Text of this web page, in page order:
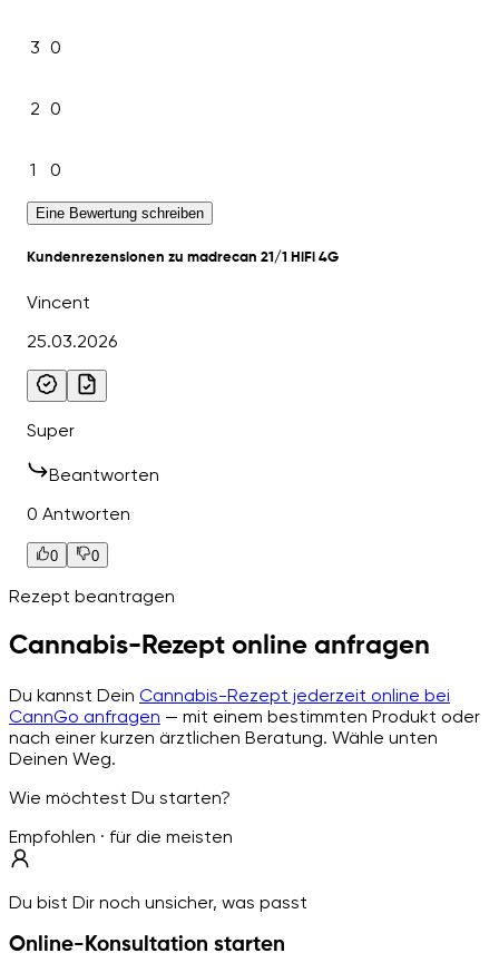
3 0
2 0
1 0
Eine Bewertung schreiben
Kundenrezensionen zu madrecan 21/1 HiFi 4G
Vincent
25.03.2026
Super
Beantworten
0 Antworten
0 0
Rezept beantragen
Cannabis-Rezept online anfragen
Du kannst Dein Cannabis-Rezept jederzeit online bei
CannGo anfragen — mit einem bestimmten Produkt oder
nach einer kurzen ärztlichen Beratung. Wähle unten
Deinen Weg.
Wie möchtest Du starten?
Empfohlen · für die meisten
Du bist Dir noch unsicher, was passt
Online-Konsultation starten